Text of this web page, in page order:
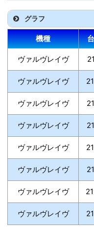
グラフ
機種
ヴァルヴレイヴ
ヴァルヴレイヴ
ヴァルヴレイヴ
ヴァルヴレイヴ
ヴァルヴレイヴ
ヴァルヴレイヴ
ヴァルヴレイヴ
ヴァルヴレイヴ